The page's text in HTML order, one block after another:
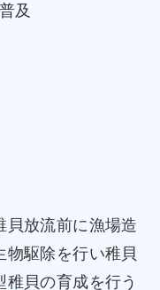
及
貝放流前に漁場造
物駆除を行い稚貝
貝の育成を行う